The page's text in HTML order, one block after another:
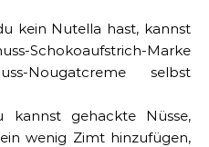
kein Nutella hast, kannst
Schokoaufstrich-Marke
Nougatcreme selbst
kannst gehackte Nüsse,
wenig Zimt hinzufügen,